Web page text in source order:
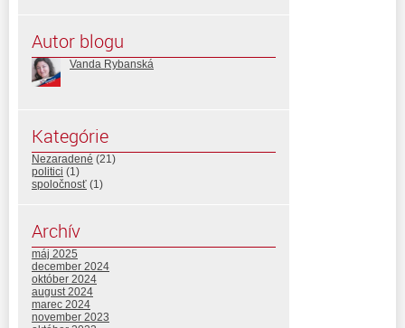
Autor blogu
Vanda Rybanská
Kategórie
Nezaradené (21)
politici (1)
spoločnosť (1)
Archív
máj 2025
december 2024
október 2024
august 2024
marec 2024
november 2023